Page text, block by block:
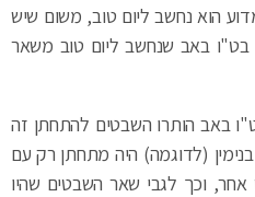
הוא נחשב ליום טוב, משום שיש
בט"ו באב שנחשב ליום טוב משאר
באב הותרו השבטים להתחתן זה
(לדוגמה) היה מתחתן רק עם
וכך לגבי שאר השבטים שהיו